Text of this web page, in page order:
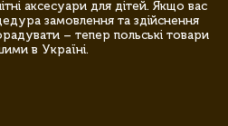
аксесуари для дітей. Якщо вас
замовлення та здійснення
– тепер польські товари
в Україні.